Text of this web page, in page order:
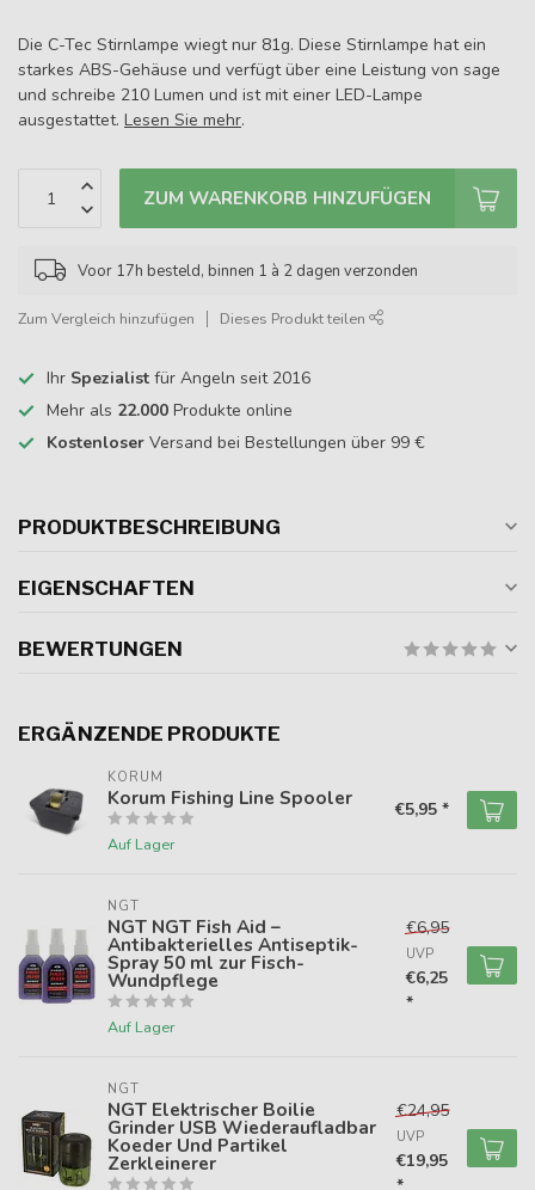
Die C-Tec Stirnlampe wiegt nur 81g. Diese Stirnlampe hat ein
starkes ABS-Gehäuse und verfügt über eine Leistung von sage
und schreibe 210 Lumen und ist mit einer LED-Lampe
ausgestattet. Lesen Sie mehr.
ZUM WARENKORB HINZUFÜGEN
Voor 17h besteld, binnen 1 à 2 dagen verzonden
Zum Vergleich hinzufügen Dieses Produkt teilen
Ihr Spezialist für Angeln seit 2016
Mehr als 22.000 Produkte online
Kostenloser Versand bei Bestellungen über 99 €
PRODUKTBESCHREIBUNG
EIGENSCHAFTEN
BEWERTUNGEN
ERGÄNZENDE PRODUKTE
KORUM
Korum Fishing Line Spooler
Auf Lager
€5,95 *
NGT
NGT NGT Fish Aid –
Antibakterielles Antiseptik-
Spray 50 ml zur Fisch-
Wundpflege
Auf Lager
€6,95
UVP
€6,25
*
NGT
NGT Elektrischer Boilie
Grinder USB Wiederaufladbar
Koeder Und Partikel
Zerkleinerer
€24,95
UVP
€19,95